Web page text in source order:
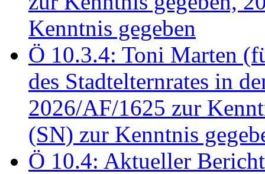
Kenntnis gegeben
Ö 10.3.4: Toni Marten
des Stadtelternrates in
2026/AF/1625 zur
(SN) zur Kenntnis
Ö 10.4: Aktueller